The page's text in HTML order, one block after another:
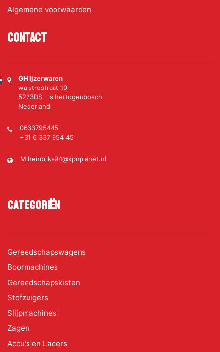
Algemene voorwaarden
Contact
GH Ijzerwaren
walstrostraat 10
5223DS 's hertogenbosch
Nederland
0633795445
+31 6 337 954 45
M.hendriks94@kpnplanet.nl
Categoriën
Gereedschapswagens
Boormachines
Gereedschapskisten
Stofzuigers
Slijpmachines
Zagen
Accu's en Laders